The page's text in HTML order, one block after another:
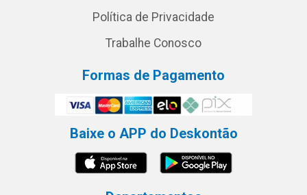
Política de Privacidade
Trabalhe Conosco
Formas de Pagamento
Baixe o APP do Deskontão